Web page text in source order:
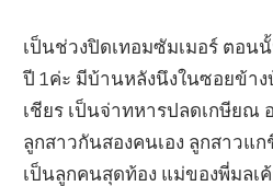
เป็นช่วงปิดเทอมซัมเมอร์ ตอน
ปี 1ค่ะ มีบ้านหลังนึงในซอยข้า
เชียร เป็นจ่าทหารปลดเกษียณ
ลูกสาวกันสองคนเอง ลูกสาวแ
เป็นลูกคนสุดท้อง แม่ของพี่มลเ